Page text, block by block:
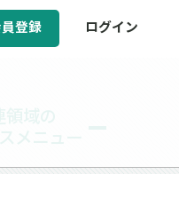
登録 ログイン